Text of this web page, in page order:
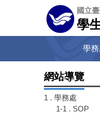
容
國立
學
學
網站導覽
1 . 學務處
1-1 . SOP